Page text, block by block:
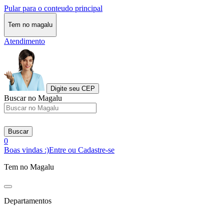
Pular para o conteudo principal
Tem no magalu
Atendimento
Digite seu CEP
Buscar no Magalu
Buscar
0
Boas vindas :)Entre ou Cadastre-se
Tem no Magalu
Departamentos